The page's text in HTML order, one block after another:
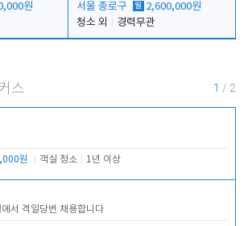
원
서울 종로구 월 2,600,000원
청소 외
경력무관
스 1 / 2
원 객실 청소 1년 이상
서 격일당번 채용합니다